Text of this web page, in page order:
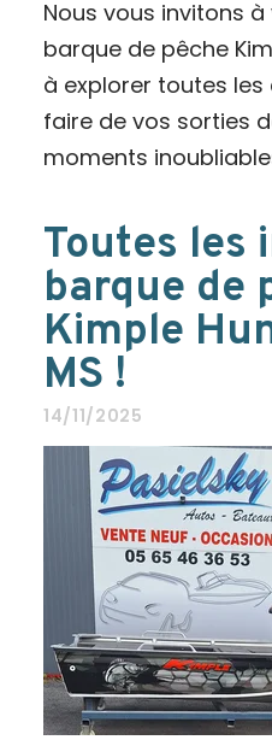
Nous vous invitons
barque de pêche
à explorer toutes
faire de vos sorties
moments
Toutes les
barque de
Kimple
MS !
14/11/2025